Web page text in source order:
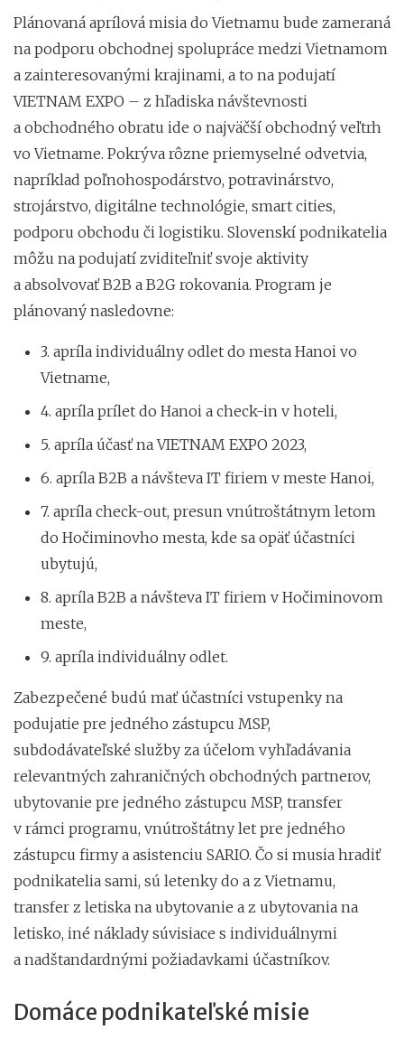
Plánovaná aprílová misia do Vietnamu bude zameraná
na podporu obchodnej spolupráce medzi Vietnamom
a zainteresovanými krajinami, a to na podujatí
VIETNAM EXPO – z hľadiska návštevnosti
a obchodného obratu ide o najväčší obchodný veľtrh
vo Vietname. Pokrýva rôzne priemyselné odvetvia,
napríklad poľnohospodárstvo, potravinárstvo,
strojárstvo, digitálne technológie, smart cities,
podporu obchodu či logistiku. Slovenskí podnikatelia
môžu na podujatí zviditeľniť svoje aktivity
a absolvovať B2B a B2G rokovania. Program je
plánovaný nasledovne:
3. apríla individuálny odlet do mesta Hanoi vo
Vietname,
4. apríla prílet do Hanoi a check-in v hoteli,
5. apríla účasť na VIETNAM EXPO 2023,
6. apríla B2B a návšteva IT firiem v meste Hanoi,
7. apríla check-out, presun vnútroštátnym letom
do Hočiminovho mesta, kde sa opäť účastníci
ubytujú,
8. apríla B2B a návšteva IT firiem v Hočiminovom
meste,
9. apríla individuálny odlet.
Zabezpečené budú mať účastníci vstupenky na
podujatie pre jedného zástupcu MSP,
subdodávateľské služby za účelom vyhľadávania
relevantných zahraničných obchodných partnerov,
ubytovanie pre jedného zástupcu MSP, transfer
v rámci programu, vnútroštátny let pre jedného
zástupcu firmy a asistenciu SARIO. Čo si musia hradiť
podnikatelia sami, sú letenky do a z Vietnamu,
transfer z letiska na ubytovanie a z ubytovania na
letisko, iné náklady súvisiace s individuálnymi
a nadštandardnými požiadavkami účastníkov.
Domáce podnikateľské misie